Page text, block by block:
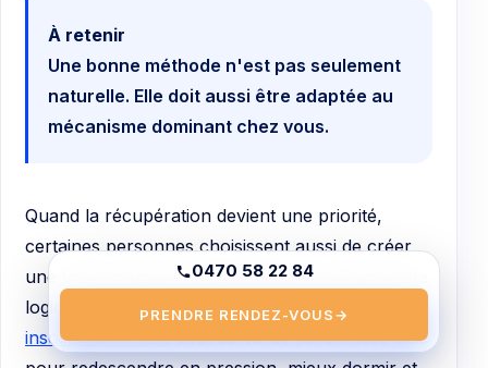
À retenir
Une bonne méthode n'est pas seulement
naturelle. Elle doit aussi être adaptée au
mécanisme dominant chez vous.
Quand la récupération devient une priorité,
certaines personnes choisissent aussi de créer
une vraie coupure de quelques jours. Dans cette
logique, un week-end dans des hébergements
insolites avec spapeut servir de parenthèse utile
0470 58 22 84
PRENDRE RENDEZ-VOUS→